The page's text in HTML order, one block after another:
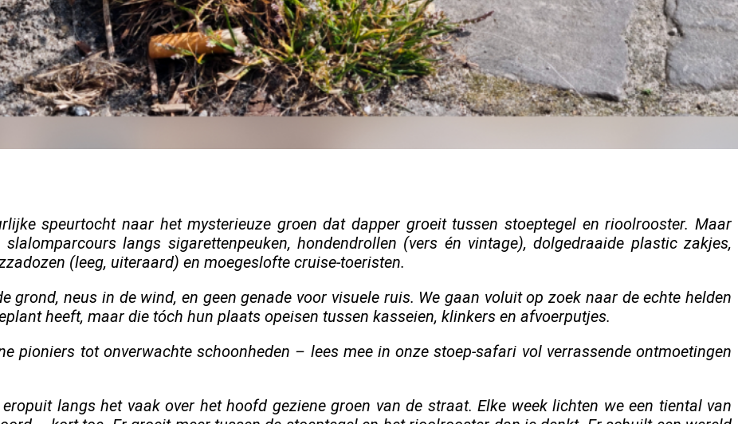
speurtocht naar het mysterieuze groen dat dapper groeit tussen stoeptegel en rioolrooster. Maar
langs sigarettenpeuken, hondendrollen (vers én vintage), dolgedraaide plastic zakjes,
(leeg, uiteraard) en moegeslofte cruise-toeristen.
grond, neus in de wind, en geen genade voor visuele ruis. We gaan voluit op zoek naar de echte helden
heeft, maar die tóch hun plaats opeisen tussen kasseien, klinkers en afvoerputjes.
pioniers tot onverwachte schoonheden – lees mee in onze stoep-safari vol verrassende ontmoetingen
langs het vaak over het hoofd geziene groen van de straat. Elke week lichten we een tiental van